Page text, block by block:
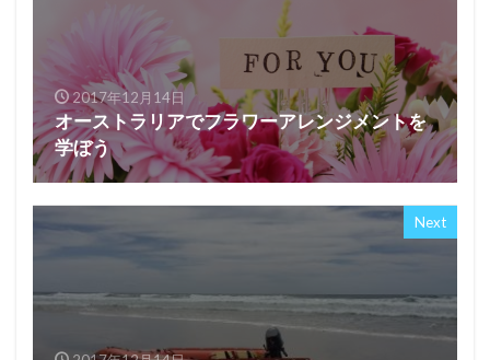
2017年12月14日
オーストラリアでフラワーアレンジメントを
学ぼう
Next